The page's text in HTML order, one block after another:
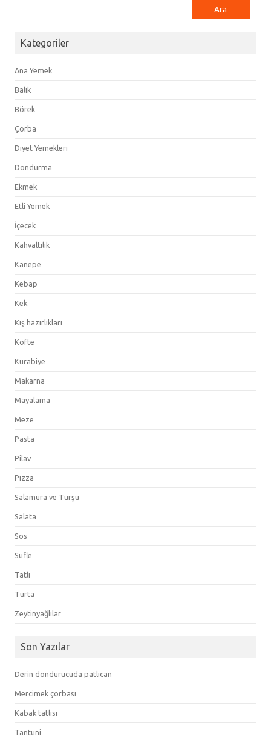
Kategoriler
Ana Yemek
Balık
Börek
Çorba
Diyet Yemekleri
Dondurma
Ekmek
Etli Yemek
İçecek
Kahvaltılık
Kanepe
Kebap
Kek
Kış hazırlıkları
Köfte
Kurabiye
Makarna
Mayalama
Meze
Pasta
Pilav
Pizza
Salamura ve Turşu
Salata
Sos
Sufle
Tatlı
Turta
Zeytinyağlılar
Son Yazılar
Derin dondurucuda patlıcan
Mercimek çorbası
Kabak tatlısı
Tantuni